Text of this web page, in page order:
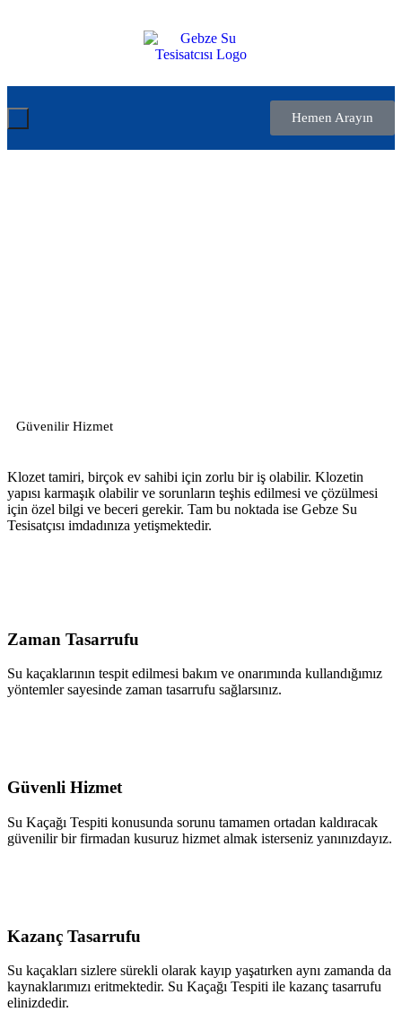
Hemen Arayın
Güvenilir Hizmet
Klozet tamiri, birçok ev sahibi için zorlu bir iş olabilir. Klozetin
yapısı karmaşık olabilir ve sorunların teşhis edilmesi ve çözülmesi
için özel bilgi ve beceri gerekir. Tam bu noktada ise Gebze Su
Tesisatçısı imdadınıza yetişmektedir.
Zaman Tasarrufu
Su kaçaklarının tespit edilmesi bakım ve onarımında kullandığımız
yöntemler sayesinde zaman tasarrufu sağlarsınız.
Güvenli Hizmet
Su Kaçağı Tespiti konusunda sorunu tamamen ortadan kaldıracak
güvenilir bir firmadan kusuruz hizmet almak isterseniz yanınızdayız.
Kazanç Tasarrufu
Su kaçakları sizlere sürekli olarak kayıp yaşatırken aynı zamanda da
kaynaklarımızı eritmektedir. Su Kaçağı Tespiti ile kazanç tasarrufu
elinizdedir.